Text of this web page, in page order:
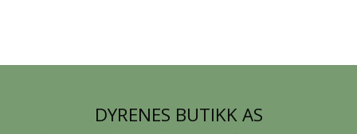
DYRENES BUTIKK AS